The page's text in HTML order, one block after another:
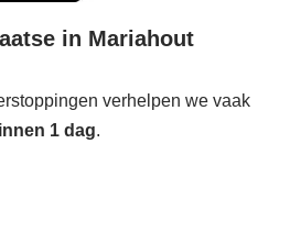
in Mariahout
verhelpen we vaak
1 dag.